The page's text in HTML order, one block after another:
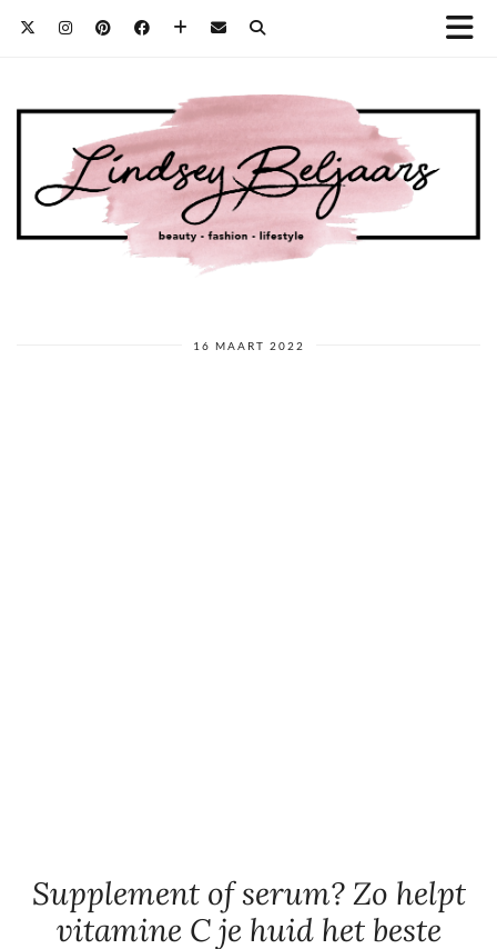
16 MAART 2022
Supplement of serum? Zo helpt
vitamine C je huid het beste